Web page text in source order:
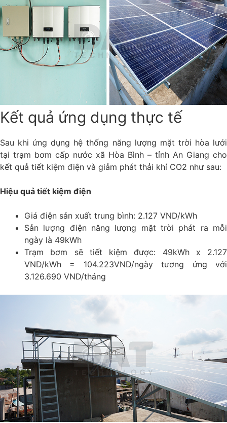
Kết quả ứng dụng thực tế
Sau khi ứng dụng hệ thống năng lượng mặt trời hòa lưới
tại trạm bơm cấp nước xã Hòa Bình – tỉnh An Giang cho
kết quả tiết kiệm điện và giảm phát thải khí CO2 như sau:
Hiệu quả tiết kiệm điện
Giá điện sản xuất trung bình: 2.127 VND/kWh
Sản lượng điện năng lượng mặt trời phát ra mỗi
ngày là 49kWh
Trạm bơm sẽ tiết kiệm được: 49kWh x 2.127
VND/kWh = 104.223VND/ngày tương ứng với
3.126.690 VND/tháng